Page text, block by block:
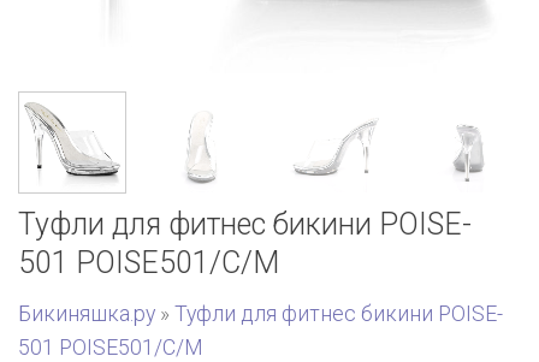
Туфли для фитнес бикини POISE-
501 POISE501/C/M
Бикиняшка.ру » Туфли для фитнес бикини POISE-
501 POISE501/C/M